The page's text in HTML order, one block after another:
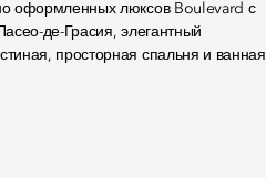
оформленных люксов Boulevard с
де-Грасия, элегантный
просторная спальня и ванная